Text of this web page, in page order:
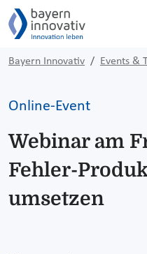
Bayern Innovativ Events &
Online-Event
Webinar am
Fehler-
umsetzen